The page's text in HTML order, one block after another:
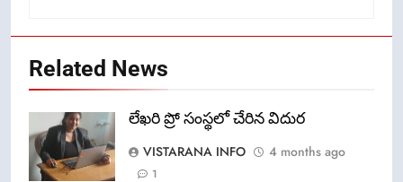
Related News
లేఖరి ప్రో సంస్థలో చేరిన విదుర
VISTARANA INFO
4 months ago
1